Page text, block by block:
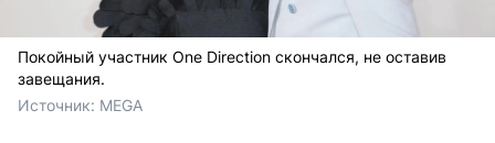
Покойный участник One Direction скончался, не оставив
завещания.
Источник: MEGA